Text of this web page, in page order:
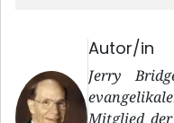
Autor/in
Jerry
Mitglied der